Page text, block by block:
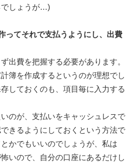
でしょうが…)
ってそれで支払うようにし、出費
出費を把握する必要があります。
簿を作成するというのが理想でし
しておくのも、項目毎に入力する
のが、支払いをキャッシュレスで
きるようにしておくという方法で
かでもいいのでしょうが、私は
怖いので、自分の口座にあるだけし